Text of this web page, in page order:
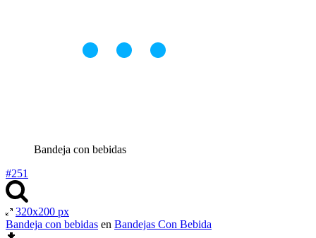
Bandeja con bebidas
#251
320x200 px
Bandeja con bebidas en Bandejas Con Bebida